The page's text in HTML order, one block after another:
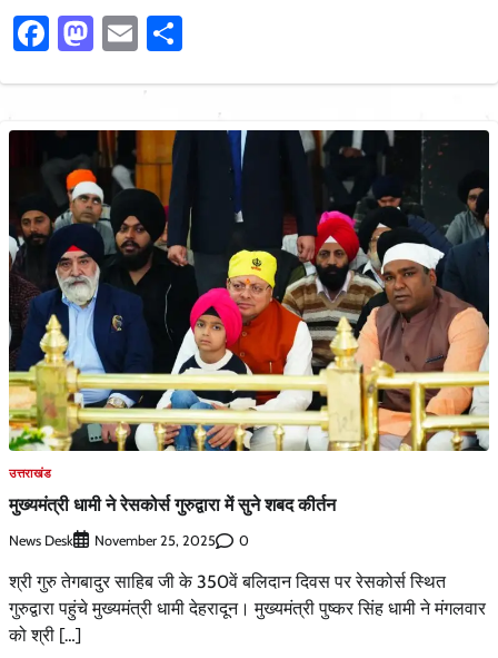
Facebook
Mastodon
Email
उत्तराखंड
मुख्यमंत्री धामी ने रेसकोर्स गुरुद्वारा में सुने शबद कीर्तन
News Desk November 25, 2025 0
श्री गुरु तेगबादुर साहिब जी के 350वें बलिदान दिवस पर रेसकोर्स स्थित
गुरुद्वारा पहुंचे मुख्यमंत्री धामी देहरादून। मुख्यमंत्री पुष्कर सिंह धामी ने मंगलवार
को श्री […]